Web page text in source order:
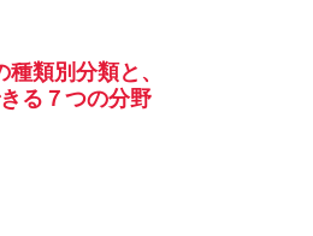
種類別分類と、
る７つの分野